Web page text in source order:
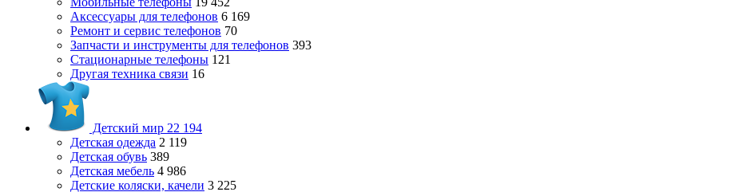
Аксессуары для телефонов 6 169
Ремонт и сервис телефонов 70
Запчасти и инструменты для телефонов 393
Стационарные телефоны 121
Другая техника связи 16
Детский мир 22 194
Детская одежда 2 119
Детская обувь 389
Детская мебель 4 986
Детские коляски, качели 3 225